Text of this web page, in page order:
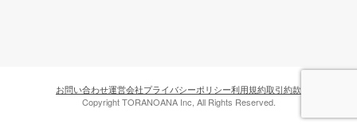
お問い合わせ運営会社プライバシーポリシー利用規約取引約款
Copyright TORANOANA Inc, All Rights Reserved.